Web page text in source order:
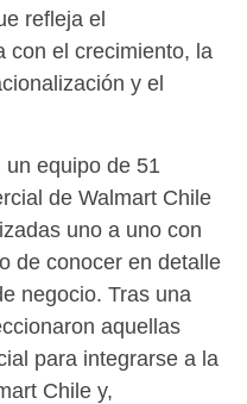
refleja el
con el crecimiento, la
y el
equipo de 51
de Walmart Chile
uno a uno con
de conocer en detalle
negocio. Tras una
aquellas
para integrarse a la
Chile y,